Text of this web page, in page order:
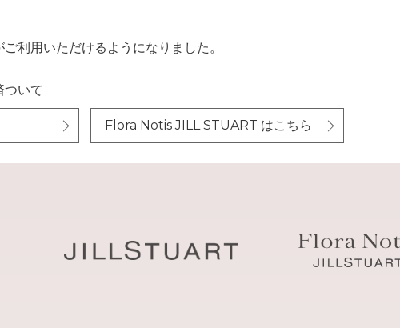
利用いただけるようになりました。
ついて
Flora Notis JILL STUART はこちら